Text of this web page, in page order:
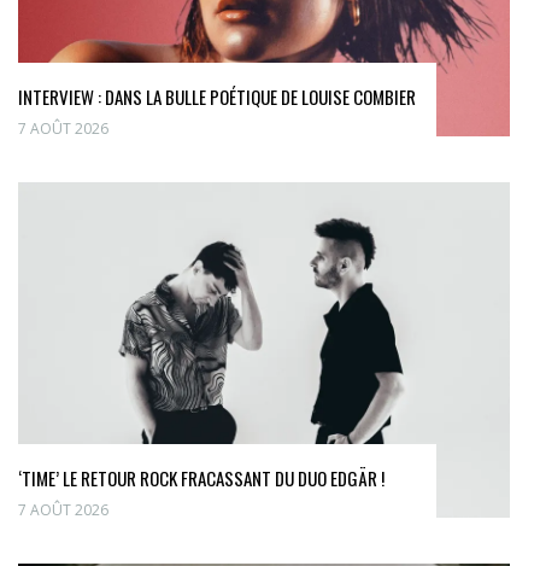
INTERVIEW : DANS LA BULLE POÉTIQUE DE LOUISE COMBIER
7 AOÛT 2026
‘TIME’ LE RETOUR ROCK FRACASSANT DU DUO EDGÄR !
7 AOÛT 2026